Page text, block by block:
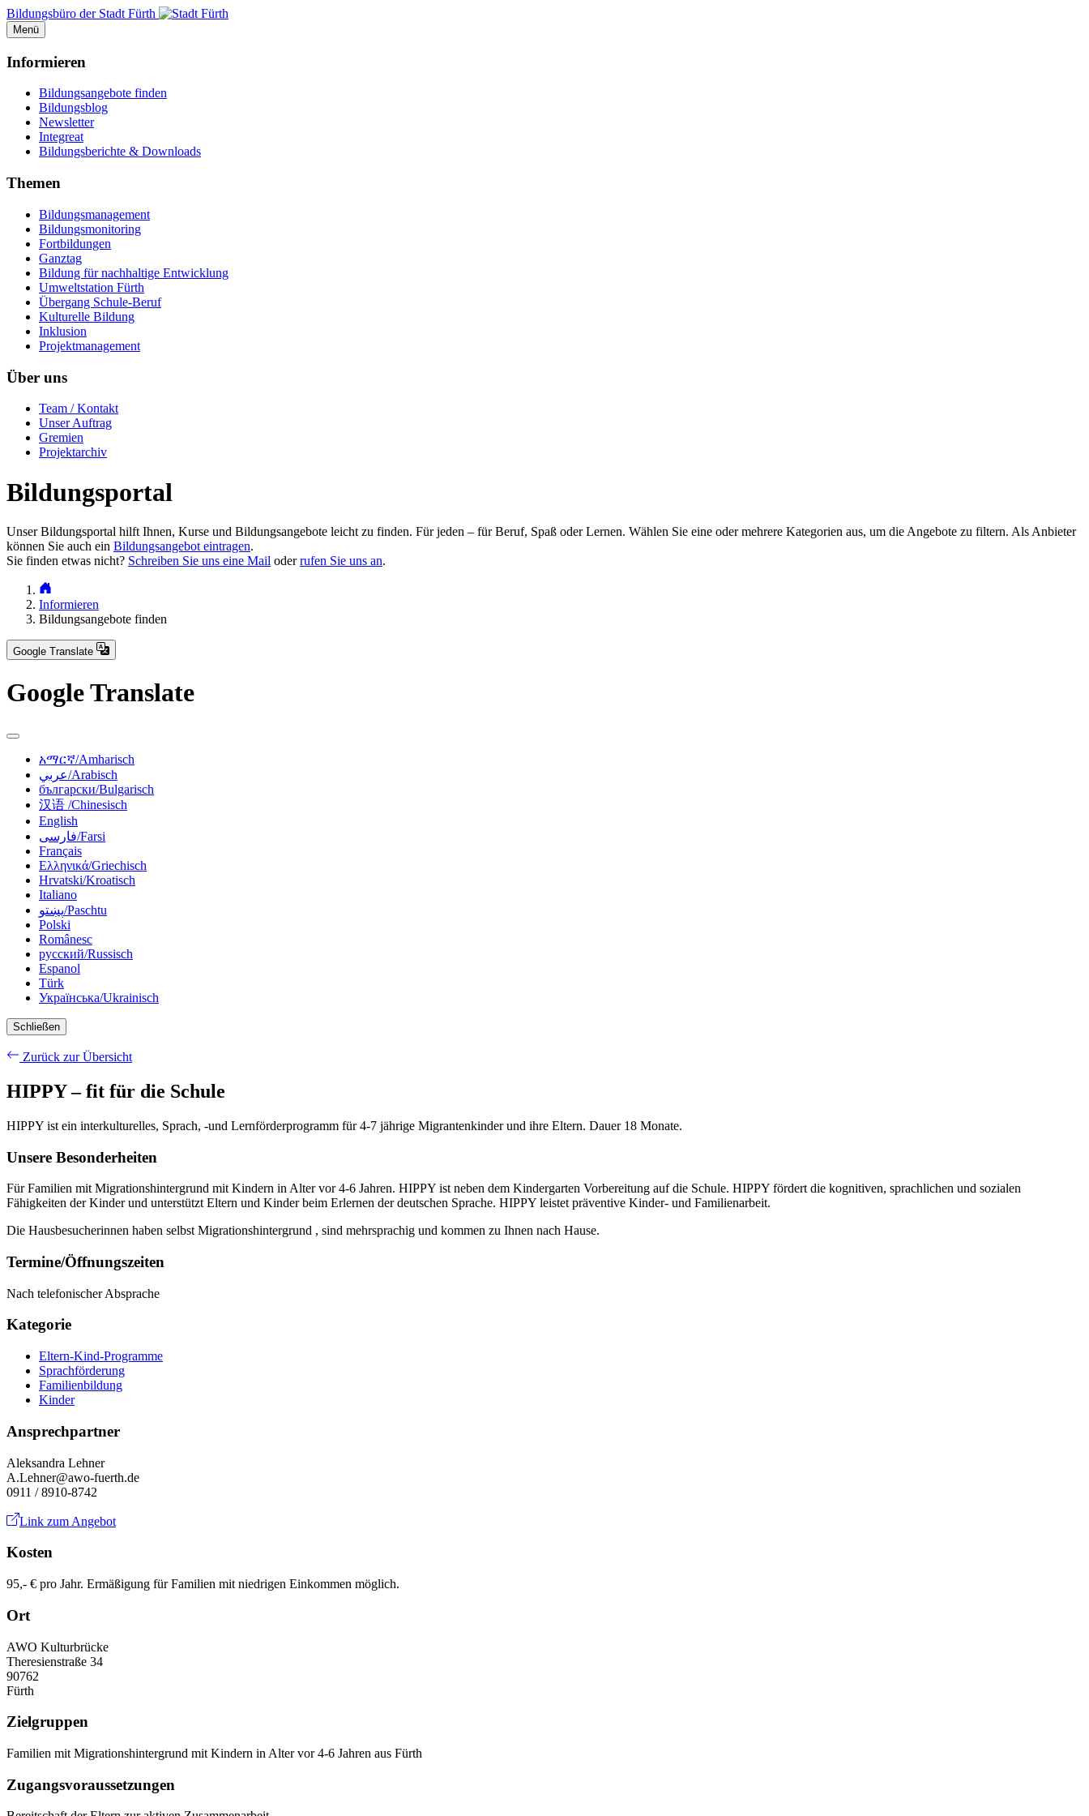
Bildungsbüro der Stadt Fürth
Menü
Informieren
Bildungsangebote finden
Bildungsblog
Newsletter
Integreat
Bildungsberichte & Downloads
Themen
Bildungsmanagement
Bildungsmonitoring
Fortbildungen
Ganztag
Bildung für nachhaltige Entwicklung
Umweltstation Fürth
Übergang Schule-Beruf
Kulturelle Bildung
Inklusion
Projektmanagement
Über uns
Team / Kontakt
Unser Auftrag
Gremien
Projektarchiv
Bildungsportal
Unser Bildungsportal hilft Ihnen, Kurse und Bildungsangebote leicht zu finden. Für jeden – für Beruf, Spaß oder Lernen. Wählen Sie eine oder mehrere Kategorien aus, um die Angebote zu filtern. Als Anbieter
können Sie auch ein Bildungsangebot eintragen.
Sie finden etwas nicht? Schreiben Sie uns eine Mail oderrufen Sie uns an.
Informieren
Bildungsangebote finden
Google Translate
Google Translate
አማርኛ/Amharisch
عربي/Arabisch
български/Bulgarisch
汉语 /Chinesisch
English
فارسی/Farsi
Français
Ελληνικά/Griechisch
Hrvatski/Kroatisch
Italiano
پښتو/Paschtu
Polski
Românesc
русский/Russisch
Espanol
Türk
Українська/Ukrainisch
Schließen
Zurück zur Übersicht
HIPPY – fit für die Schule
HIPPY ist ein interkulturelles, Sprach, -und Lernförderprogramm für 4-7 jährige Migrantenkinder und ihre Eltern. Dauer 18 Monate.
Unsere Besonderheiten
Für Familien mit Migrationshintergrund mit Kindern in Alter vor 4-6 Jahren. HIPPY ist neben dem Kindergarten Vorbereitung auf die Schule. HIPPY fördert die kognitiven, sprachlichen und sozialen
Fähigkeiten der Kinder und unterstützt Eltern und Kinder beim Erlernen der deutschen Sprache. HIPPY leistet präventive Kinder- und Familienarbeit.
Die Hausbesucherinnen haben selbst Migrationshintergrund , sind mehrsprachig und kommen zu Ihnen nach Hause.
Termine/Öffnungszeiten
Nach telefonischer Absprache
Kategorie
Eltern-Kind-Programme
Sprachförderung
Familienbildung
Kinder
Ansprechpartner
Aleksandra Lehner
A.Lehner@awo-fuerth.de
0911 / 8910-8742
Link zum Angebot
Kosten
95,- € pro Jahr. Ermäßigung für Familien mit niedrigen Einkommen möglich.
Ort
AWO Kulturbrücke
Theresienstraße 34
90762
Fürth
Zielgruppen
Familien mit Migrationshintergrund mit Kindern in Alter vor 4-6 Jahren aus Fürth
Zugangsvoraussetzungen